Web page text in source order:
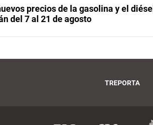
precios de la gasolina y el diésel
del 7 al 21 de agosto
TREPORTA